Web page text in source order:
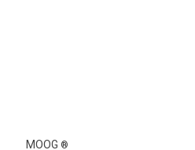
MOOG